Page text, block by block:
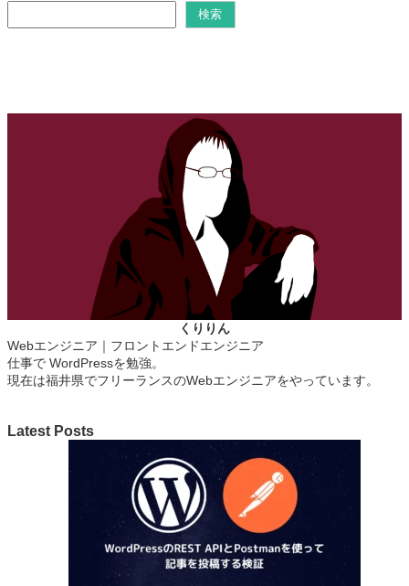
索
検索
くりりん
Webエンジニア｜フロントエンドエンジニア
仕事で WordPressを勉強。
現在は福井県でフリーランスのWebエンジニアをやっています。
Latest Posts